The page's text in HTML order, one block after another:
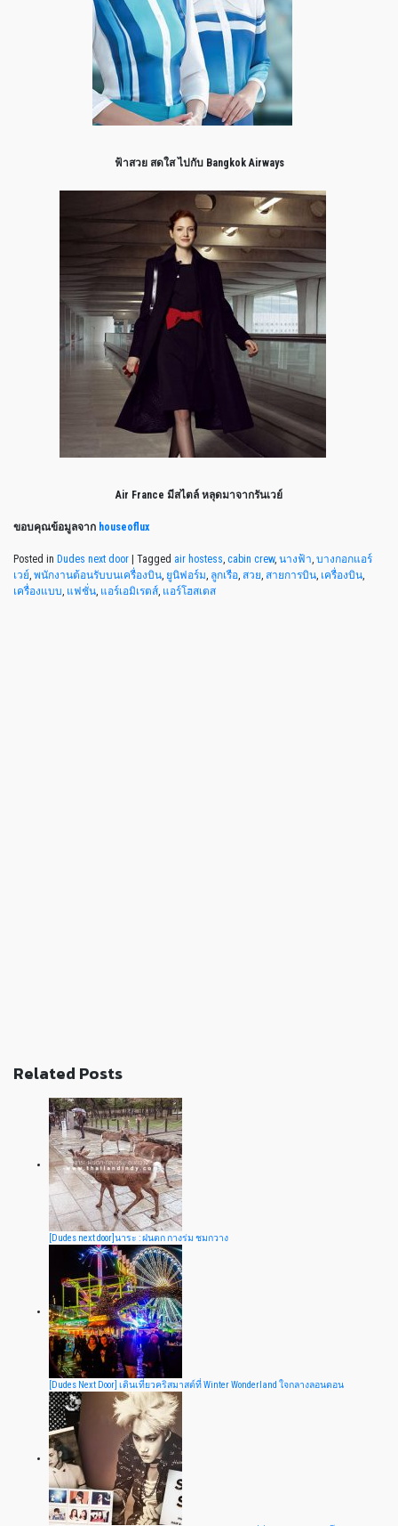
ฟ้าสวย สดใส ไปกับ Bangkok Airways
Air France มีสไตล์ หลุดมาจากรันเวย์
ขอบคุณข้อมูลจาก houseoflux
Posted in Dudes next door Tagged air hostess, cabin crew, นางฟ้า, บางกอกแอร์
เวย์, พนักงานต้อนรับบนเครื่องบิน, ยูนิฟอร์ม, ลูกเรือ, สวย, สายการบิน, เครื่องบิน,
เครื่องแบบ, แฟชั่น, แอร์เอมิเรตส์, แอร์โฮสเตส
Related Posts
[Dudes next door]นาระ : ฝนตก กางร่ม ชมกวาง
[Dudes Next Door] เดินเที่ยวคริสมาสต์ที่ Winter Wonderland ใจกลางลอนดอน